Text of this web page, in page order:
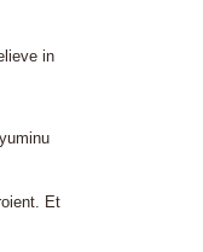
in
Et